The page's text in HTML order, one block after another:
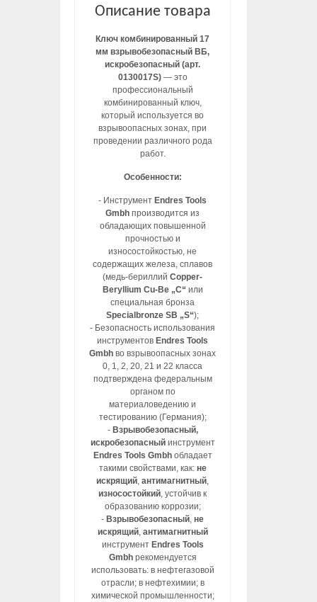
Описание товара
Ключ комбинированный 17
мм взрывобезопасный ВБ,
искробезопасный (арт.
0130017S)— это
профессиональный
комбинированный ключ,
который используется во
взрывоопасных зонах, при
проведении различного рода
работ.
Особенности:
- Инструмент Endres Tools
Gmbh производится из
обладающих повышенной
прочностью и
износостойкостью, не
содержащих железа, сплавов
(медь-бериллийCopper-
Beryllium Cu-Be „C“ или
специальная бронза
Specialbronze SB „S“);
- Безопасность использования
инструментов Endres Tools
Gmbh во взрывоопасных зонах
0, 1, 2, 20, 21 и 22 класса
подтверждена федеральным
органом по
материаловедению и
тестированию (Германия);
- Взрывобезопасный,
искробезопасныйинструмент
Endres Tools Gmbhобладает
такими свойствами, как: не
искрящий,антимагнитный,
износостойкий, устойчив к
образованию коррозии;
- Взрывобезопасный,не
искрящий, антимагнитный
инструмент Endres Tools
Gmbhрекомендуется
использовать: в нефтегазовой
отрасли; в нефтехимии; в
химической промышленности;